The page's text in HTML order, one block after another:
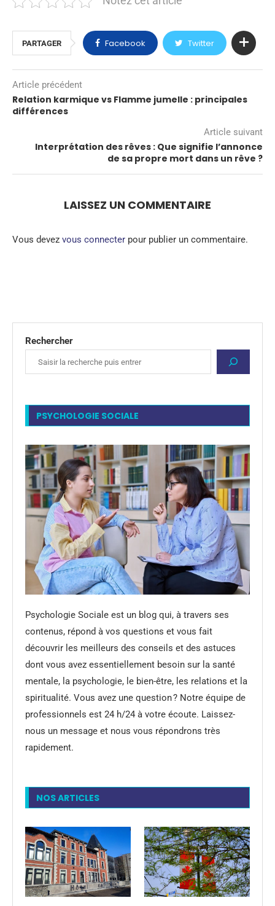
PARTAGER Facebook Twitter
Article précédent
Relation karmique vs Flamme jumelle : principales
différences
Article suivant
Interprétation des rêves : Que signifie l’annonce
de sa propre mort dans un rêve ?
LAISSEZ UN COMMENTAIRE
Vous devez vous connecter pour publier un commentaire.
Rechercher
PSYCHOLOGIE SOCIALE
Psychologie Sociale est un blog qui, à travers ses
contenus, répond à vos questions et vous fait
découvrir les meilleurs des conseils et des astuces
dont vous avez essentiellement besoin sur la santé
mentale, la psychologie, le bien-être, les relations et la
spiritualité. Vous avez une question ? Notre équipe de
professionnels est 24 h/24 à votre écoute. Laissez-
nous un message et nous vous répondrons très
rapidement.
NOS ARTICLES